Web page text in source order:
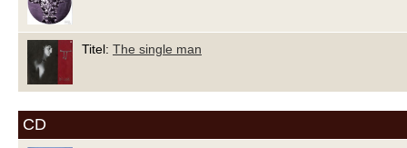
Titel: The single man
CD